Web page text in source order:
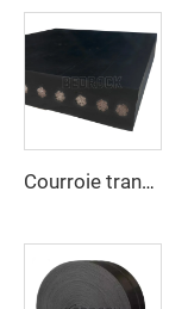
Courroie transporteuse renforcée à câbles d'acier pour le transport sur de longues distances de matériaux en vrac dans les secteurs du ciment et des carrières